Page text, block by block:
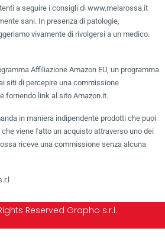
a seguire i consigli di www.melarossa.it
sani. In presenza di patologie,
vivamente di rivolgersi a un medico.
Affiliazione Amazon EU, un programma
siti di percepire una commissione
fornendo link al sito Amazon.it.
in maniera indipendente prodotti che puoi
viene fatto un acquisto attraverso uno dei
riceve una commissione senza alcuna
Reserved Grapho s.r.l.